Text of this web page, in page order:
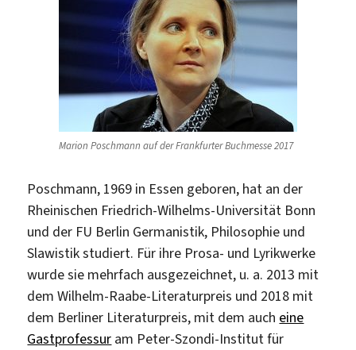
Marion Poschmann auf der Frankfurter Buchmesse 2017
Poschmann, 1969 in Essen geboren, hat an der
Rheinischen Friedrich-Wilhelms-Universität Bonn
und der FU Berlin Germanistik, Philosophie und
Slawistik studiert. Für ihre Prosa- und Lyrikwerke
wurde sie mehrfach ausgezeichnet, u. a. 2013 mit
dem Wilhelm-Raabe-Literaturpreis und 2018 mit
dem Berliner Literaturpreis, mit dem auch eine
Gastprofessur am Peter-Szondi-Institut für